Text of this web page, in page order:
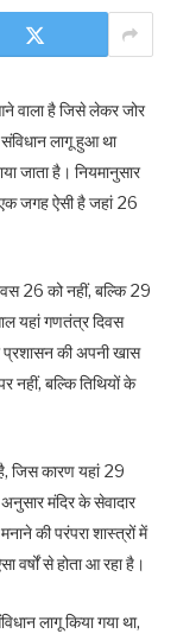
वाला है जिसे लेकर जोर
लागू हुआ था
जाता है। नियमानुसार
जगह ऐसी है जहां 26
26 को नहीं, बल्कि 29
यहां गणतंत्र दिवस
प्रशासन की अपनी खास
बल्कि तिथियों के
जिस कारण यहां 29
मंदिर के सेवादार
की परंपरा शास्त्रों में
वर्षों से होता आ रहा है।
लागू किया गया था,